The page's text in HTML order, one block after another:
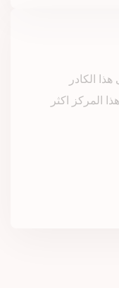
الكادر
المركز اكثر